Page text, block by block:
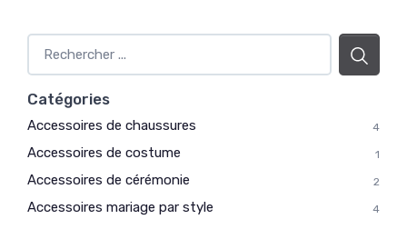
Catégories
Accessoires de chaussures 4
Accessoires de costume 1
Accessoires de cérémonie 2
Accessoires mariage par style 4